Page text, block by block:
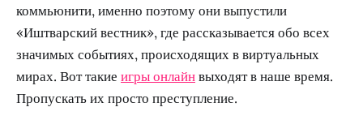
коммьюнити, именно поэтому они выпустили
«Иштварский вестник», где рассказывается обо всех
значимых событиях, происходящих в виртуальных
мирах. Вот такие игры онлайнвыходят в наше время.
Пропускать их просто преступление.